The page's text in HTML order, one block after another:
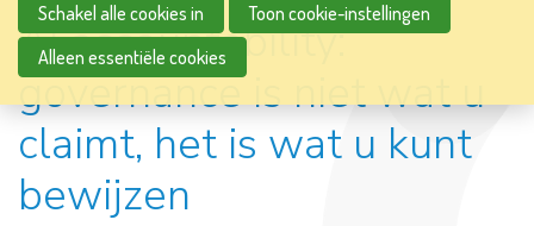
AI accountability:
governance is niet wat u
claimt, het is wat u kunt
bewijzen
Schakel alle cookies in
Toon cookie-instellingen
Alleen essentiële cookies